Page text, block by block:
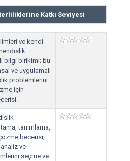
Katkı Seviyesi
ve kendi
bilgi birikimi; bu
ve uygulamalı
problemlerini
için
tanımlama,
becerisi;
ve
seçme ve